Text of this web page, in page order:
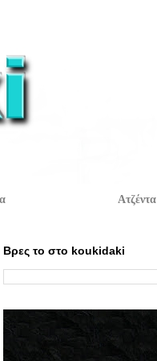
Ατζέντα
Βρες το στο koukidaki